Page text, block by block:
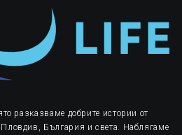
разказваме добрите истории от
България и света. Наблягаме